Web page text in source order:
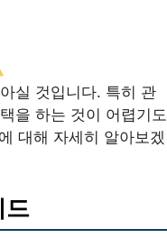
실 것입니다. 특히 관
을 하는 것이 어렵기도
대해 자세히 알아보겠
드